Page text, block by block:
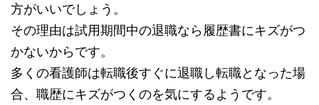
方がいいでしょう。
その理由は試用期間中の退職なら履歴書にキズがつ
かないからです。
多くの看護師は転職後すぐに退職し転職となった場
合、職歴にキズがつくのを気にするようです。